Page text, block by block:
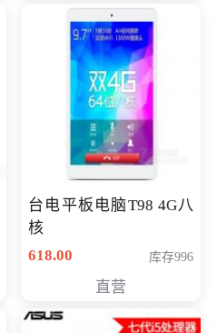
台电平板电脑T98 4G八
核
618.00
库存996
直营